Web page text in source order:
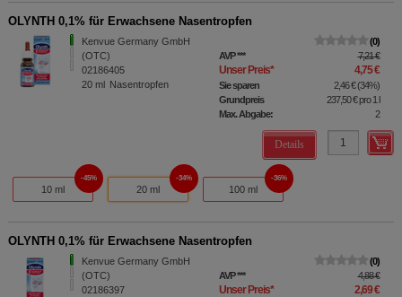
OLYNTH 0,1% für Erwachsene Nasentropfen
Kenvue Germany GmbH
(OTC)
02186405
20 ml Nasentropfen
0
AVP*** 7,21 €
Unser Preis* 4,75 €
Sie sparen 2,46 €(34%)
Grundpreis
237,50 €pro 1 l
Max. Abgabe:
2
Details
10 ml
45%
20 ml
34%
100 ml
36%
OLYNTH 0,1% für Erwachsene Nasentropfen
Kenvue Germany GmbH
(OTC)
02186397
0
AVP*** 4,88 €
Unser Preis* 2,69 €